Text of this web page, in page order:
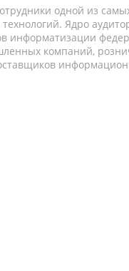
одной из
Ядро
информатизации
компаний,